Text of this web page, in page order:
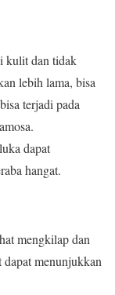
kulit dan tidak
lebih lama, bisa
terjadi pada
dapat
hangat.
mengkilap dan
dapat menunjukkan